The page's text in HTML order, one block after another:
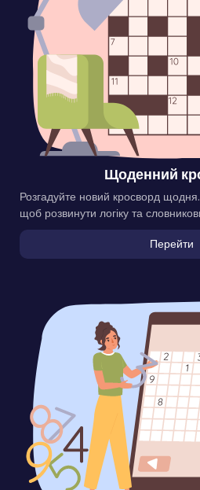
Щоденний
Розгадуйте новий кросворд щодня.
щоб розвинути логіку та
Перейти